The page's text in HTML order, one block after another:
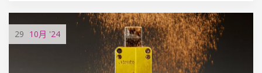
29 10月 '24